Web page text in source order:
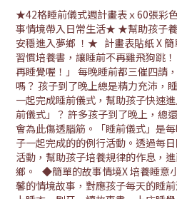
★42格睡前儀式週計畫表ｘ60張彩
事情境帶入日常生活★ ★幫助孩子
安穩進入夢鄉 ！★ 計畫表貼紙 X
習慣培養書，讓睡前不再雞飛狗跳
再睡覺喔！」 每晚睡前都三催四請
嗎？ 孩子到了晚上總是精力充沛，
一起完成睡前儀式，幫助孩子快速
前儀式」？ 許多孩子到了晚上，總
會為此傷透腦筋。「睡前儀式」是
子一起完成的的例行活動。透過每
活動，幫助孩子培養規律的作息，
鄉。 ◆簡單的故事情境X 培養睡意
馨的情境故事，對應孩子每天的